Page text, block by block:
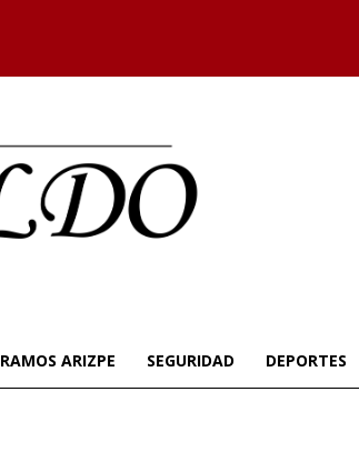
RAMOS ARIZPE SEGURIDAD DEPORTES